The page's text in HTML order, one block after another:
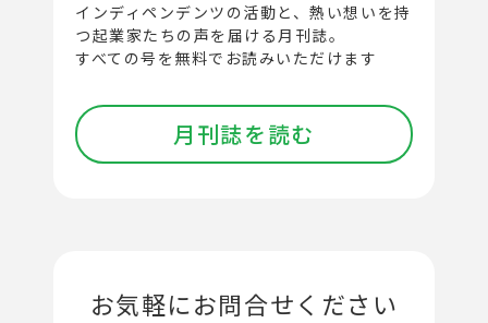
インディペンデンツの活動と、熱い想いを持
つ起業家たちの声を届ける月刊誌。
すべての号を無料でお読みいただけます
月刊誌を読む
お気軽にお問合せください